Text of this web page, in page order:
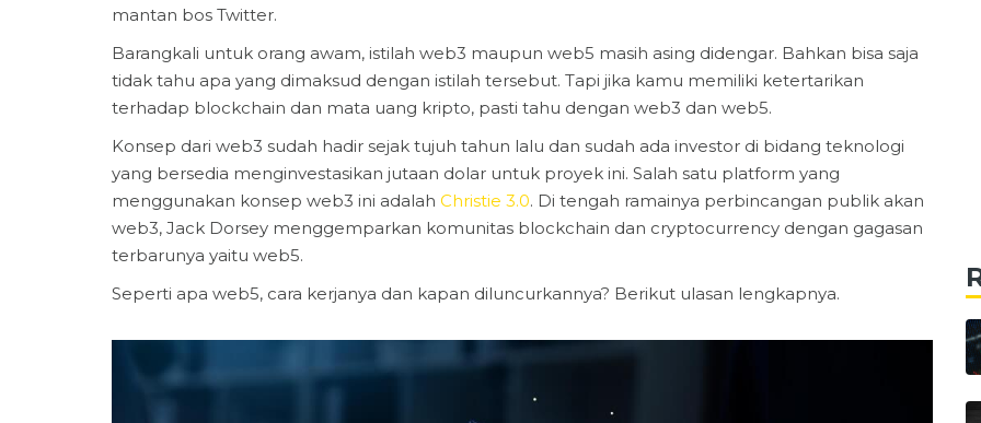
mantan bos Twitter.
Barangkali untuk orang awam, istilah web3 maupun web5 masih asing didengar. Bahkan bisa saja
tidak tahu apa yang dimaksud dengan istilah tersebut. Tapi jika kamu memiliki ketertarikan
terhadap blockchain dan mata uang kripto, pasti tahu dengan web3 dan web5.
Konsep dari web3 sudah hadir sejak tujuh tahun lalu dan sudah ada investor di bidang teknologi
yang bersedia menginvestasikan jutaan dolar untuk proyek ini. Salah satu platform yang
menggunakan konsep web3 ini adalah Christie 3.0. Di tengah ramainya perbincangan publik akan
web3, Jack Dorsey menggemparkan komunitas blockchain dan cryptocurrency dengan gagasan
terbarunya yaitu web5.
Seperti apa web5, cara kerjanya dan kapan diluncurkannya? Berikut ulasan lengkapnya.